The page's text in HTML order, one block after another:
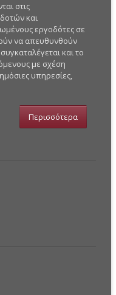
στις
και
εργοδότες σε
να απευθυνθούν
και το
με σχέση
υπηρεσίες,
Περισσότερα